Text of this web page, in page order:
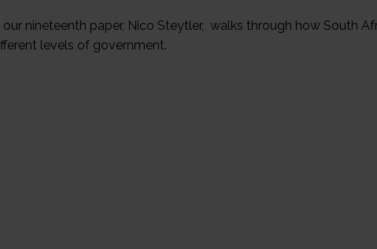
our nineteenth paper, Nico Steytler, walks through how South
levels of government.